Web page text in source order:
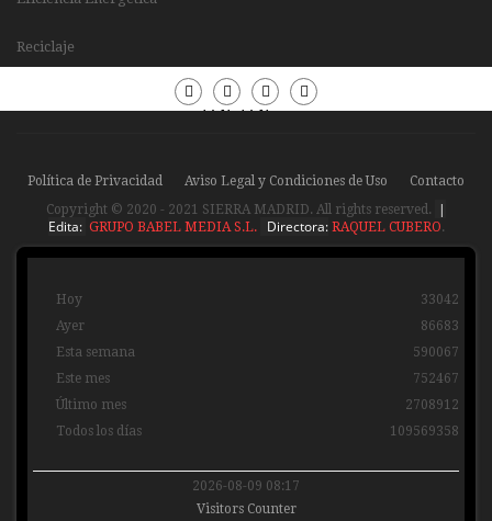
Reciclaje
Periódico
Periódico
Política de Privacidad Aviso Legal y Condiciones de Uso
Contacto
Copyright © 2020 - 2021 SIERRA MADRID. All rights reserved.
|
Edita: GRUPO BABEL MEDIA S.L. Directora:RAQUEL CUBERO.
Hoy
Ayer
Esta semana
Este mes
Último mes
Todos los días
33042
86683
590067
752467
2708912
109569358
2026-08-09 08:17
Visitors Counter